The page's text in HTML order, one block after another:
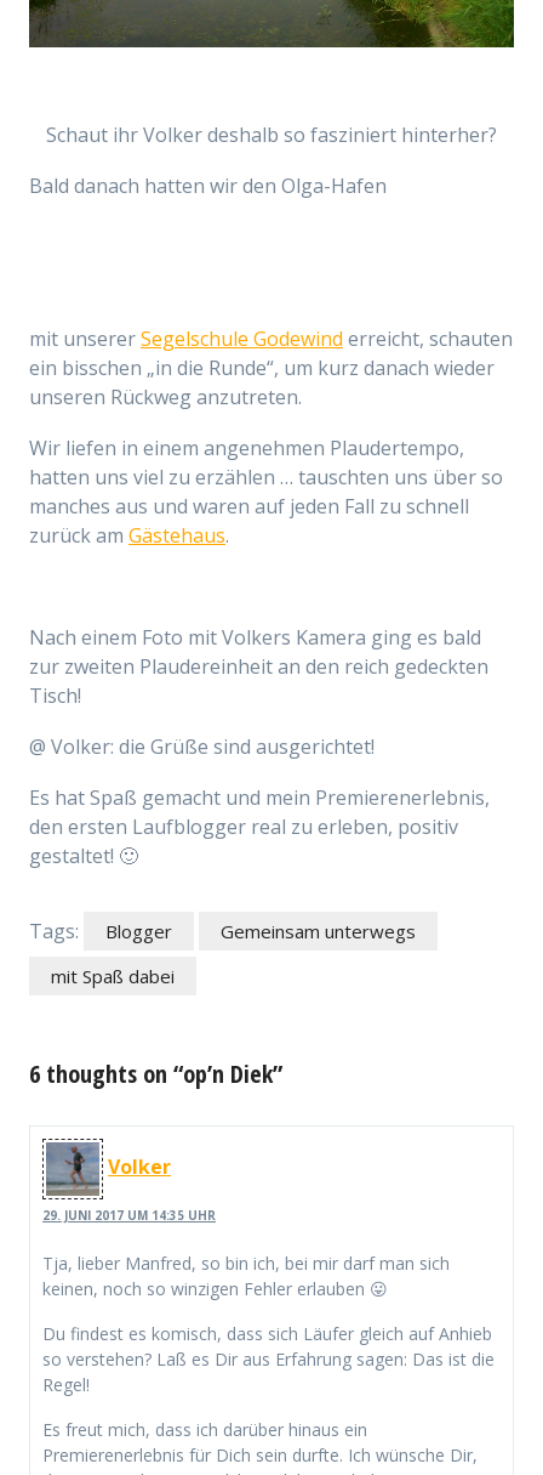
Schaut ihr Volker deshalb so fasziniert hinterher?
Bald danach hatten wir den Olga-Hafen
mit unsererSegelschule Godewind erreicht, schauten
ein bisschen „in die Runde“, um kurz danach wieder
unseren Rückweg anzutreten.
Wir liefen in einem angenehmen Plaudertempo,
hatten uns viel zu erzählen … tauschten uns über so
manches aus und waren auf jeden Fall zu schnell
zurück am Gästehaus.
Nach einem Foto mit Volkers Kamera ging es bald
zur zweiten Plaudereinheit an den reich gedeckten
Tisch!
@ Volker: die Grüße sind ausgerichtet!
Es hat Spaß gemacht und mein Premierenerlebnis,
den ersten Laufblogger real zu erleben, positiv
gestaltet! 🙂
Tags: Blogger
Gemeinsam unterwegs
mit Spaß dabei
6 thoughts on “op’n Diek”
Volker
29. JUNI 2017 UM 14:35 UHR
Tja, lieber Manfred, so bin ich, bei mir darf man sich
keinen, noch so winzigen Fehler erlauben 😛
Du findest es komisch, dass sich Läufer gleich auf Anhieb
so verstehen? Laß es Dir aus Erfahrung sagen: Das ist die
Regel!
Es freut mich, dass ich darüber hinaus ein
Premierenerlebnis für Dich sein durfte. Ich wünsche Dir,